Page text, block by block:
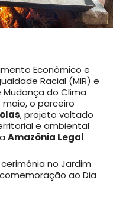
Econômico e
Racial (MIR) e
do Clima
maio, o parceiro
, projeto voltado
e ambiental
Amazônia Legal.
no Jardim
ao Dia